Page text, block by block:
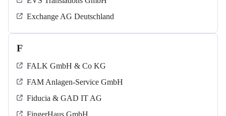
Exchange AG Deutschland
F
FALK GmbH & Co KG
FAM Anlagen-Service GmbH
Fiducia & GAD IT AG